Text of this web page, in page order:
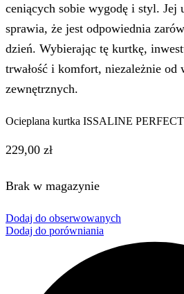
ceniących sobie wygodę i styl. Jej
sprawia, że jest odpowiednia
dzień. Wybierając tę kurtkę,
trwałość i komfort, niezależnie od
zewnętrznych.
Ocieplana kurtka ISSALINE
229,00 zł
Brak w magazynie
Dodaj do obserwowanych
Dodaj do porówniania